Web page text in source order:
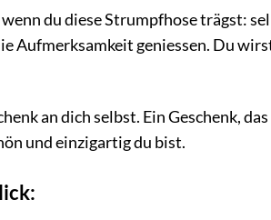
du diese Strumpfhose trägst:
Aufmerksamkeit geniessen. Du
an dich selbst. Ein Geschenk,
und einzigartig du bist.